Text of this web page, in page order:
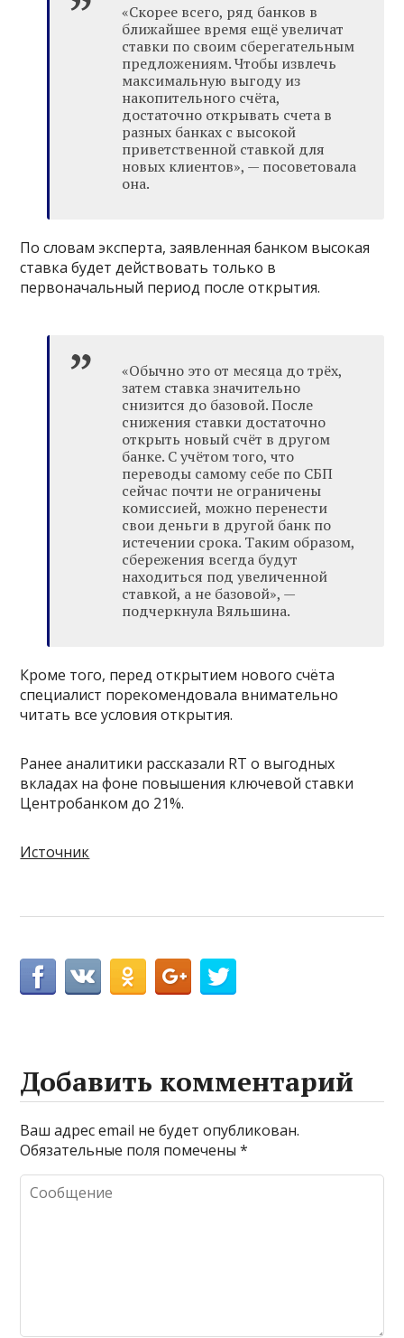
«Скорее всего, ряд банков в
ближайшее время ещё увеличат
ставки по своим сберегательным
предложениям. Чтобы извлечь
максимальную выгоду из
накопительного счёта,
достаточно открывать счета в
разных банках с высокой
приветственной ставкой для
новых клиентов», — посоветовала
она.
По словам эксперта, заявленная банком высокая
ставка будет действовать только в
первоначальный период после открытия.
«Обычно это от месяца до трёх,
затем ставка значительно
снизится до базовой. После
снижения ставки достаточно
открыть новый счёт в другом
банке. С учётом того, что
переводы самому себе по СБП
сейчас почти не ограничены
комиссией, можно перенести
свои деньги в другой банк по
истечении срока. Таким образом,
сбережения всегда будут
находиться под увеличенной
ставкой, а не базовой», —
подчеркнула Вяльшина.
Кроме того, перед открытием нового счёта
специалист порекомендовала внимательно
читать все условия открытия.
Ранее аналитики рассказали RT о выгодных
вкладах на фоне повышения ключевой ставки
Центробанком до 21%.
Источник
Добавить комментарий
Ваш адрес email не будет опубликован.
Обязательные поля помечены*